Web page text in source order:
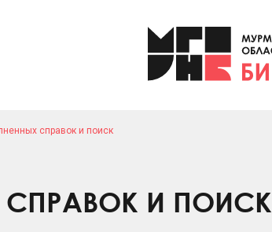
справок и поиск
И ПОИСК